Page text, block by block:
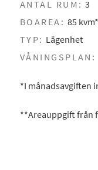
ANTAL RUM: 3
BOAREA: 85
TYP: Lägenhet
VÅNINGSPLAN:
*I månadsavgiften
**Areauppgift från